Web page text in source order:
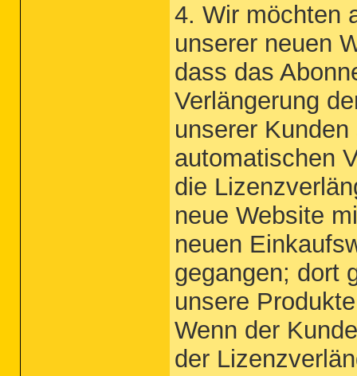
4. Wir möchten
unserer neuen
dass das
Verlängerung
unserer
automatischen
die
neue Website
neuen
gegangen; dort
unsere
Wenn der
der